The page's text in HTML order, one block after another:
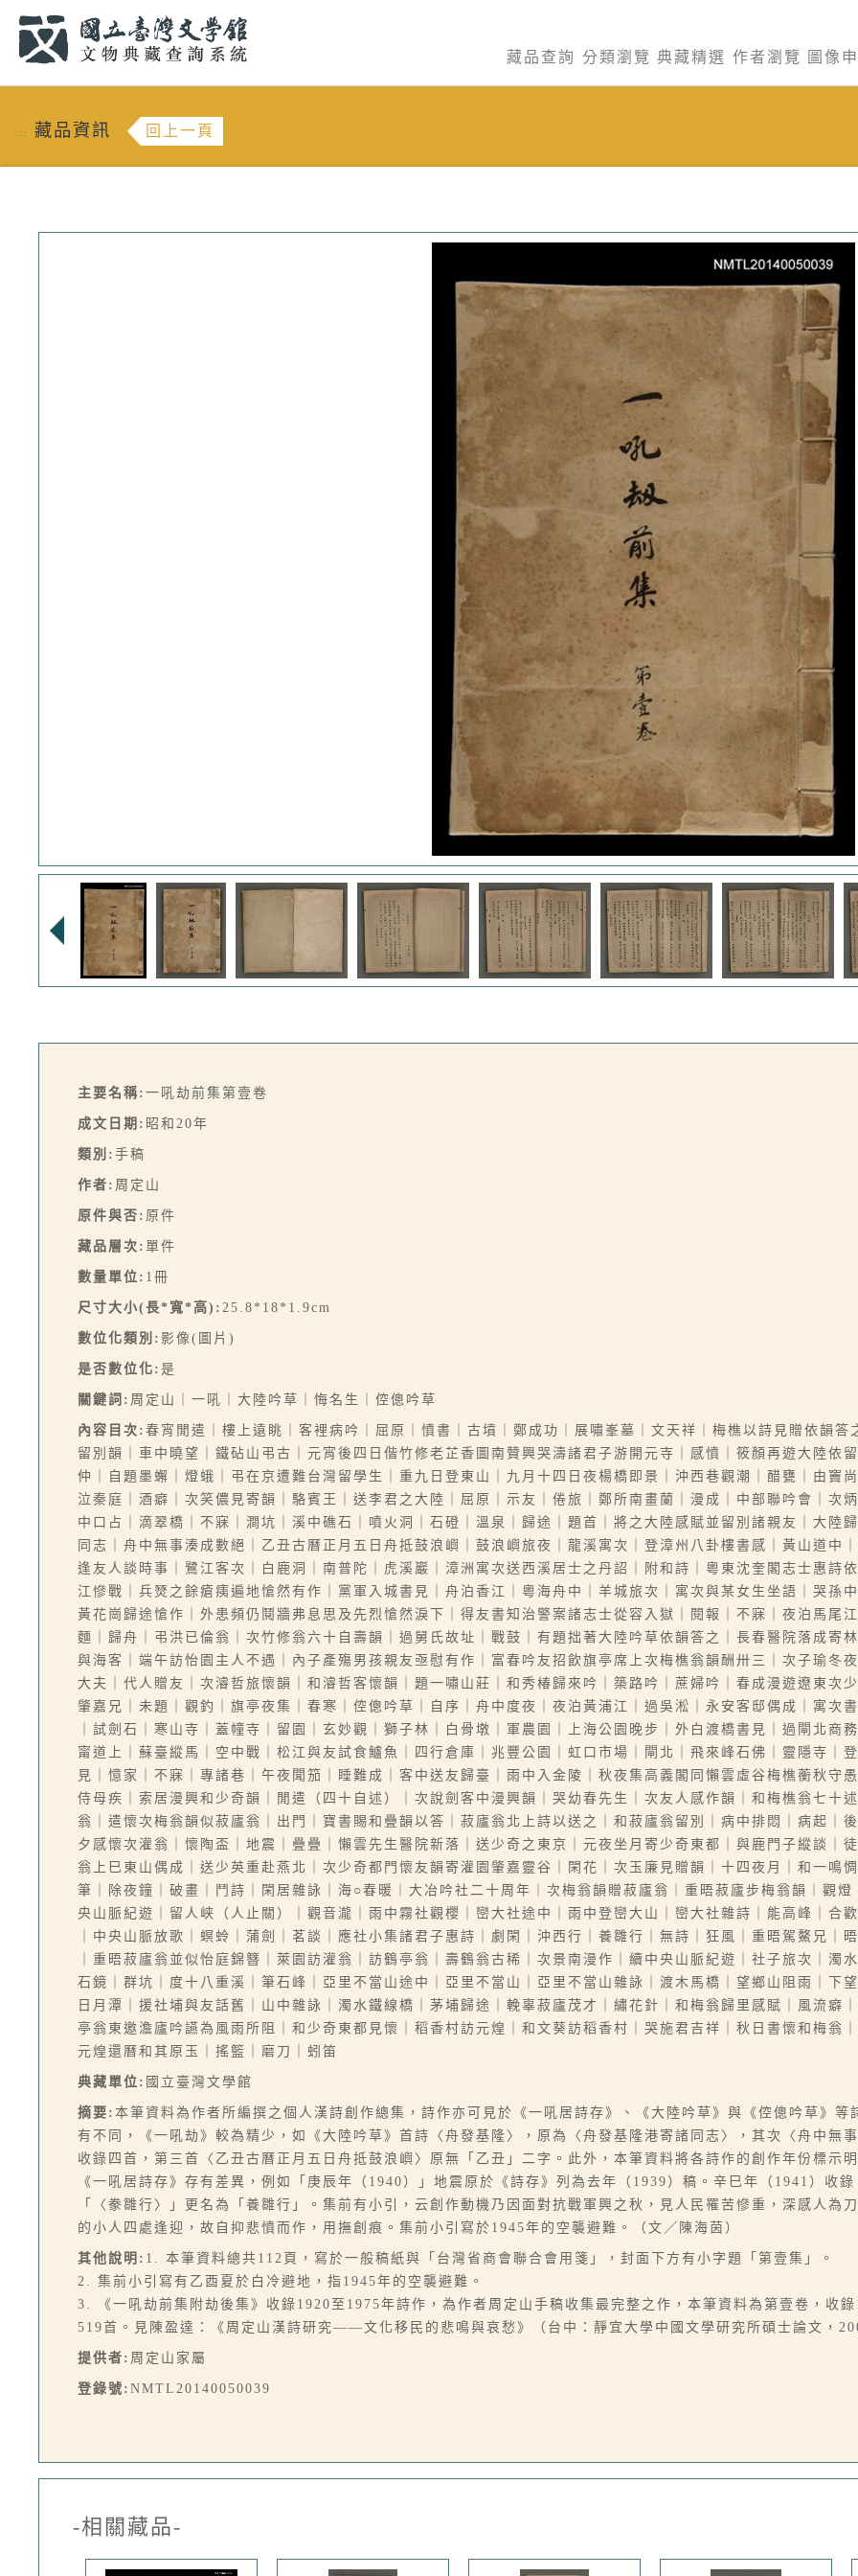
藏品查詢 分類瀏覽 典藏精選 作者瀏覽 圖像
::: 藏品資訊 回上一頁
主要名稱: 一吼劫前集第壹卷
成文日期: 昭和20年
類別: 手稿
作者: 周定山
原件與否: 原件
藏品層次: 單件
數量單位: 1冊
尺寸大小(長*寬*高): 25.8*18*1.9cm
數位化類別: 影像(圖片)
是否數位化: 是
關鍵詞: 周定山｜一吼｜大陸吟草｜悔名生｜倥傯吟草
內容目次: 春宵閒遣｜樓上遠眺｜客裡病吟｜屈原｜憤書｜古墳｜鄭成功｜展嘯峯墓｜文天祥｜梅樵以詩見贈依韻
留別韻｜車中曉望｜鐵砧山弔古｜元宵後四日偕竹修老芷香圖南贊興哭濤諸君子游開元寺｜感憤｜筱顏再遊大陸依
仲｜自題墨蠏｜燈蛾｜弔在京遭難台灣留學生｜重九日登東山｜九月十四日夜楊橋即景｜沖西巷觀潮｜醋甕｜由竇
泣秦庭｜酒癖｜次笑儂見寄韻｜駱賓王｜送李君之大陸｜屈原｜示友｜倦旅｜鄭所南畫蘭｜漫成｜中部聯吟會｜次
中口占｜滴翠橋｜不寐｜澗坑｜溪中礁石｜噴火洞｜石磴｜溫泉｜歸途｜題首｜將之大陸感賦並留別諸親友｜大陸
同志｜舟中無事湊成數絕｜乙丑古曆正月五日舟抵鼓浪嶼｜鼓浪嶼旅夜｜龍溪寓次｜登漳州八卦樓書感｜黃山道中
逢友人談時事｜鷺江客次｜白鹿洞｜南普陀｜虎溪巖｜漳洲寓次送西溪居士之丹詔｜附和詩｜粵東沈奎閣志士惠詩
江慘戰｜兵燹之餘瘡痍遍地愴然有作｜黨軍入城書見｜舟泊香江｜粵海舟中｜羊城旅次｜寓次與某女生坐語｜哭孫
黃花崗歸途愴作｜外患頻仍鬩牆弗息思及先烈愴然淚下｜得友書知治警案諸志士從容入獄｜閱報｜不寐｜夜泊馬尾
麵｜歸舟｜弔洪已倫翁｜次竹修翁六十自壽韻｜過舅氏故址｜戰鼓｜有題拙著大陸吟草依韻答之｜長春醫院落成寄
與海客｜端午訪怡園主人不遇｜內子產殤男孩親友亟慰有作｜富春吟友招飲旗亭席上次梅樵翁韻酬卅三｜次子瑜冬
大夫｜代人贈友｜次濬哲旅懷韻｜和濬哲客懷韻｜題一嘯山莊｜和秀椿歸來吟｜築路吟｜蔗婦吟｜春成漫遊遼東次
肇嘉兄｜未題｜觀釣｜旗亭夜集｜春寒｜倥傯吟草｜自序｜舟中度夜｜夜泊黃浦江｜過吳淞｜永安客邸偶成｜寓次
｜試劍石｜寒山寺｜蓋幢寺｜留園｜玄妙觀｜獅子林｜白骨墩｜軍農園｜上海公園晚步｜外白渡橋書見｜過閘北商
甯道上｜蘇臺縱馬｜空中戰｜松江與友試食鱸魚｜四行倉庫｜兆豐公園｜虹口市場｜閘北｜飛來峰石佛｜靈隱寺｜
見｜憶家｜不寐｜專諸巷｜午夜聞笳｜睡難成｜客中送友歸臺｜雨中入金陵｜秋夜集高義閣同懶雲虛谷梅樵蘅秋守
侍母疾｜索居漫興和少奇韻｜閒遣（四十自述）｜次說劍客中漫興韻｜哭幼春先生｜次友人感作韻｜和梅樵翁七十
翁｜遣懷次梅翁韻似菽廬翁｜出門｜寶書賜和疊韻以答｜菽廬翁北上詩以送之｜和菽廬翁留別｜病中排悶｜病起｜
夕感懷次灌翁｜懷陶盃｜地震｜疊疊｜懶雲先生醫院新落｜送少奇之東京｜元夜坐月寄少奇東都｜與鹿門子縱談｜
翁上巳東山偶成｜送少英重赴燕北｜次少奇都門懷友韻寄灌園肇嘉靈谷｜閑花｜次玉廉見贈韻｜十四夜月｜和一鳴
筆｜除夜鐘｜破畫｜鬥詩｜閑居雜詠｜海○春暖｜大冶吟社二十周年｜次梅翁韻贈菽廬翁｜重晤菽廬步梅翁韻｜觀
央山脈紀遊｜留人峡（人止關）｜觀音瀧｜雨中霧社觀櫻｜巒大社途中｜雨中登巒大山｜巒大社雜詩｜能高峰｜合
｜中央山脈放歌｜螟蛉｜蒲劍｜茗談｜應社小集諸君子惠詩｜劇閑｜沖西行｜養雛行｜無詩｜狂風｜重晤駕鰲兄｜
｜重晤菽廬翁並似怡庭錦簪｜萊園訪灌翁｜訪鶴亭翁｜壽鶴翁古稀｜次景南漫作｜續中央山脈紀遊｜社子旅次｜濁
石鏡｜群坑｜度十八重溪｜筆石峰｜亞里不當山途中｜亞里不當山｜亞里不當山雜詠｜渡木馬橋｜望鄉山阻雨｜下
日月潭｜援社埔與友話舊｜山中雜詠｜濁水鐵線橋｜茅埔歸途｜輓辜菽廬茂才｜繡花針｜和梅翁歸里感賦｜風流癖
亭翁東邀澹廬吟讌為風雨所阻｜和少奇東都見懷｜稻香村訪元煌｜和文葵訪稻香村｜哭施君吉祥｜秋日書懷和梅翁
元煌還曆和其原玉｜搖籃｜磨刀｜蚓笛
典藏單位: 國立臺灣文學館
摘要: 本筆資料為作者所編撰之個人漢詩創作總集，詩作亦可見於《一吼居詩存》、《大陸吟草》與《倥傯吟草》
有不同，《一吼劫》較為精少，如《大陸吟草》首詩〈舟發基隆〉，原為〈舟發基隆港寄諸同志〉，其次〈舟中無
收錄四首，第三首〈乙丑古曆正月五日舟抵鼓浪嶼〉原無「乙丑」二字。此外，本筆資料將各詩作的創作年份標示
《一吼居詩存》存有差異，例如「庚辰年（1940）」地震原於《詩存》列為去年（1939）稿。辛巳年（1941）收
「〈豢雛行〉」更名為「養雛行」。集前有小引，云創作動機乃因面對抗戰軍興之秋，見人民罹苦慘重，深感人為
的小人四處逢迎，故自抑悲憤而作，用撫創痕。集前小引寫於1945年的空襲避難。（文／陳海茵）
其他說明: 1. 本筆資料總共112頁，寫於一般稿紙與「台灣省商會聯合會用箋」，封面下方有小字題「第壹集」。
2. 集前小引寫有乙酉夏於白冷避地，指1945年的空襲避難。
3. 《一吼劫前集附劫後集》收錄1920至1975年詩作，為作者周定山手稿收集最完整之作，本筆資料為第壹卷，收
519首。見陳盈達：《周定山漢詩研究——文化移民的悲鳴與哀愁》（台中：靜宜大學中國文學研究所碩士論文，
提供者: 周定山家屬
登錄號: NMTL20140050039
-相關藏品-